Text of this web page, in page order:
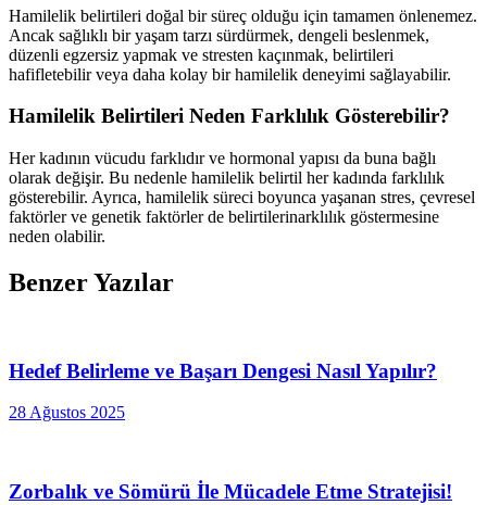
Hamilelik belirtileri doğal bir süreç olduğu için tamamen önlenemez.
Ancak sağlıklı bir yaşam tarzı sürdürmek, dengeli beslenmek,
düzenli egzersiz yapmak ve stresten kaçınmak, belirtileri
hafifletebilir veya daha kolay bir hamilelik deneyimi sağlayabilir.
Hamilelik Belirtileri Neden Farklılık Gösterebilir?
Her kadının vücudu farklıdır ve hormonal yapısı da buna bağlı
olarak değişir. Bu nedenle hamilelik belirtil her kadında farklılık
gösterebilir. Ayrıca, hamilelik süreci boyunca yaşanan stres, çevresel
faktörler ve genetik faktörler de belirtilerinarklılık göstermesine
neden olabilir.
Benzer Yazılar
Hedef Belirleme ve Başarı Dengesi Nasıl Yapılır?
28 Ağustos 2025
Zorbalık ve Sömürü İle Mücadele Etme Stratejisi!